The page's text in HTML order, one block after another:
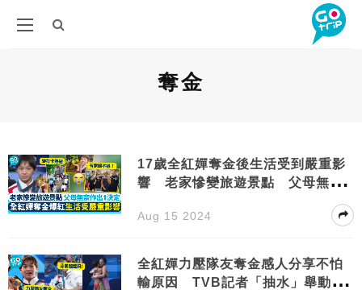
奪金
17歲全紅嬋奪金後生活受到嚴重影
響 老家慘變旅遊景點 父母無奈
Aug 15 2024
全紅嬋力壓隊友奪金感人分享不怕
輸原因 TVB記者「抽水」舉動被